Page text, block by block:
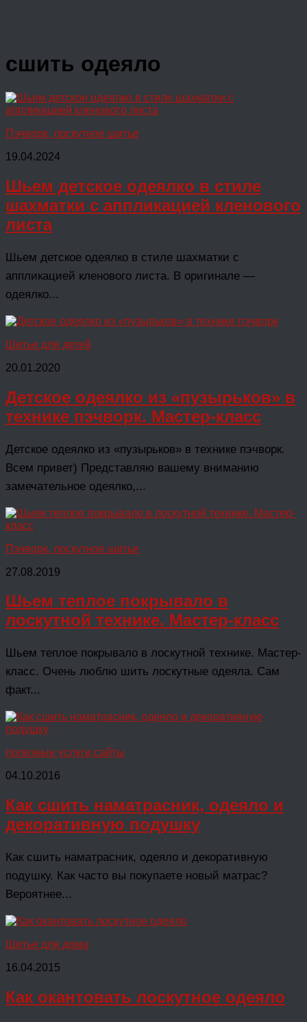
сшить одеяло
Пэчворк, лоскутное шитье
19.04.2024
Шьем детское одеялко в стиле
шахматки с аппликацией кленового
листа
Шьем детское одеялко в стиле шахматки с
аппликацией кленового листа. В оригинале —
одеялко...
Шитье для детей
20.01.2020
Детское одеялко из «пузырьков» в
технике пэчворк. Мастер-класс
Детское одеялко из «пузырьков» в технике пэчворк.
Всем привет) Представляю вашему вниманию
замечательное одеялко,...
Пэчворк, лоскутное шитье
27.08.2019
Шьем теплое покрывало в
лоскутной технике. Мастер-класс
Шьем теплое покрывало в лоскутной технике. Мастер-
класс. Очень люблю шить лоскутные одеяла. Сам
факт...
полезные услуги,сайты
04.10.2016
Как сшить наматрасник, одеяло и
декоративную подушку
Как сшить наматрасник, одеяло и декоративную
подушку. Как часто вы покупаете новый матрас?
Вероятнее...
Шитье для дома
16.04.2015
Как окантовать лоскутное одеяло